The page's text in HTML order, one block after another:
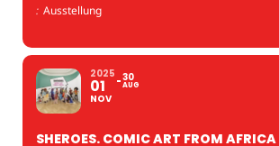
: Ausstellung
2025
01
NOV
30
AUG
SHEROES. COMIC ART FROM AFRICA